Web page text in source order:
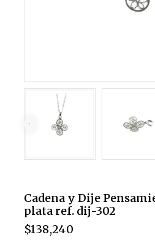
Cadena y Dije
plata ref. dij-302
$138,240
4 productos vendidos en